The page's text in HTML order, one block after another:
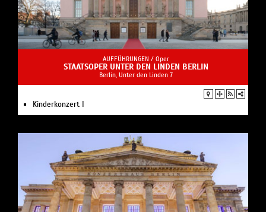
AUFFÜHRUNGEN / Oper
STAATSOPER UNTER DEN LINDEN BERLIN
Berlin, Unter den Linden 7
Kinderkonzert I